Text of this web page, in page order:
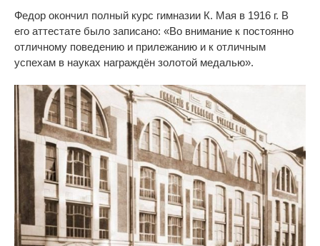
Федор окончил полный курс гимназии К. Мая в 1916 г. В
его аттестате было записано: «Во внимание к постоянно
отличному поведению и прилежанию и к отличным
успехам в науках награждён золотой медалью».